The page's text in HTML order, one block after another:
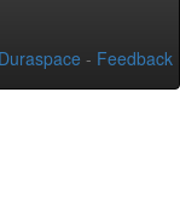
Duraspace - Feedback